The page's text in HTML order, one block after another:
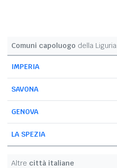
Comuni capoluogo della Liguria
IMPERIA
SAVONA
GENOVA
LA SPEZIA
Altre città italiane